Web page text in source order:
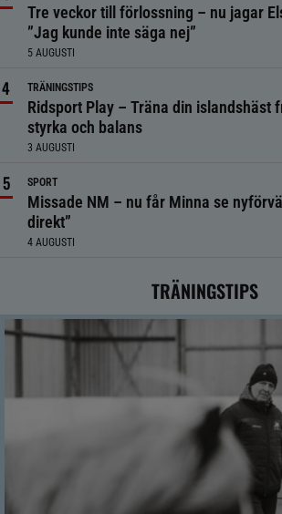
Tre veckor till förlossning – nu jagar
”Jag kunde inte säga nej”
5 AUGUSTI
TRÄNINGSTIPS
Ridsport Play – Träna din islandshäst
styrka och balans
3 AUGUSTI
SPORT
Missade NM – nu får Minna se
direkt”
4 AUGUSTI
TRÄNINGSTIPS